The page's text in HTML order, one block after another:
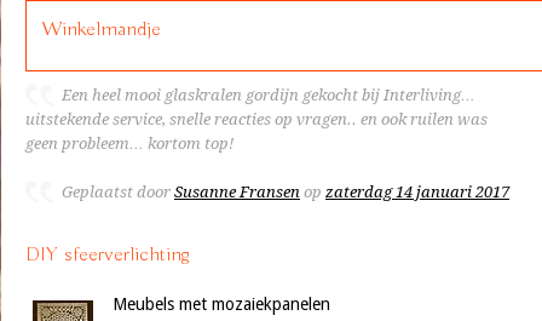
Winkelmandje
Een heel mooi glaskralen gordijn gekocht bij Interliving…
uitstekende service, snelle reacties op vragen.. en ook ruilen was
geen probleem… kortom top!
Geplaatst door Susanne Fransen op zaterdag 14 januari 2017
DIY sfeerverlichting
Meubels met mozaiekpanelen